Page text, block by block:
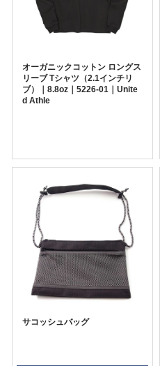
オーガニックコットン ロングス
リーブ Tシャツ（2.1インチリ
ブ）｜8.8oz｜5226-01｜Unite
d Athle
サコッシュバッグ